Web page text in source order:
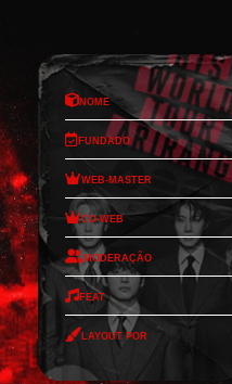
Nome
Fundado
Web-Master
Co-Web
Moderação
Feat
Layout por